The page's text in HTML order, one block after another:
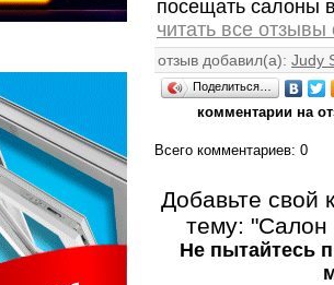
посещать салоны
читать все отзывы
отзыв добавил(а): Judy
Поделиться…
комментарии на
Всего комментариев: 0
Добавьте свой
тему: "Салон
Не пытайтесь